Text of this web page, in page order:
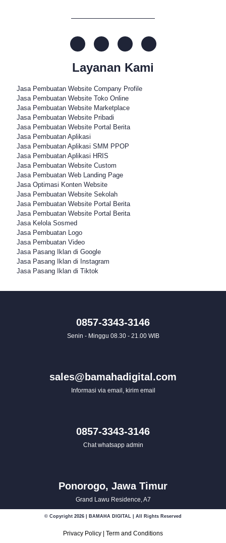
Layanan Kami
Jasa Pembuatan Website Company Profile
Jasa Pembuatan Website Toko Online
Jasa Pembuatan Website Marketplace
Jasa Pembuatan Website Pribadi
Jasa Pembuatan Website Portal Berita
Jasa Pembuatan Aplikasi
Jasa Pembuatan Aplikasi SMM PPOP
Jasa Pembuatan Aplikasi HRIS
Jasa Pembuatan Website Custom
Jasa Pembuatan Web Landing Page
Jasa Optimasi Konten Website
Jasa Pembuatan Website Sekolah
Jasa Pembuatan Website Portal Berita
Jasa Pembuatan Website Portal Berita
Jasa Kelola Sosmed
Jasa Pembuatan Logo
Jasa Pembuatan Video
Jasa Pasang Iklan di Google
Jasa Pasang Iklan di Instagram
Jasa Pasang Iklan di Tiktok
0857-3343-3146
Senin - Minggu 08.30 - 21.00 WIB
sales@bamahadigital.com
Informasi via email, kirim email
0857-3343-3146
Chat whatsapp admin
Ponorogo, Jawa Timur
Grand Lawu Residence, A7
© Copyright 2026 | BAMAHA DIGITAL | All Rights Reserved
Privacy Policy Term and Conditions